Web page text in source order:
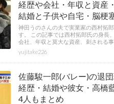
経歴や会社・年収と資産
結婚と子供や自宅・脳梗
神田うのさんの夫で実業家の西村拓
す。 この記事では西村拓郎氏の身長
会社、年収と莫大な資産、刺される
yujitake226
佐藤駿一郎(バレー)の退
経歴・結婚や彼女・高橋
4人もまとめ